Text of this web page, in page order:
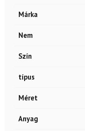
Márka
Nem
Szín
típus
Méret
Anyag